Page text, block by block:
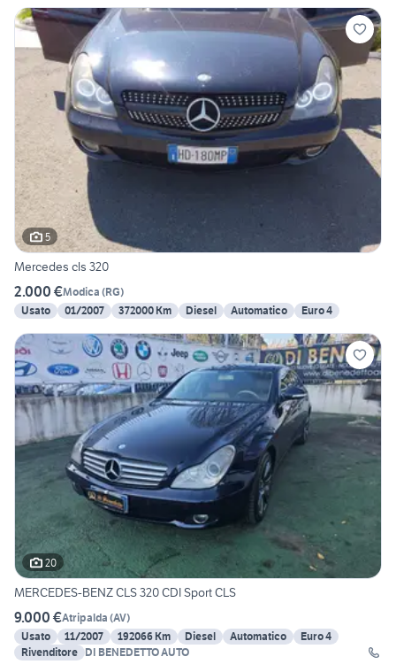
5
Mercedes cls 320
2.000 €Modica (RG)
Usato
01/2007 372000 Km Diesel Automatico Euro 4
20
MERCEDES-BENZ CLS 320 CDI Sport CLS
9.000 €Atripalda (AV)
Usato
11/2007 192066 Km Diesel Automatico
Euro 4
Rivenditore DI BENEDETTO AUTO